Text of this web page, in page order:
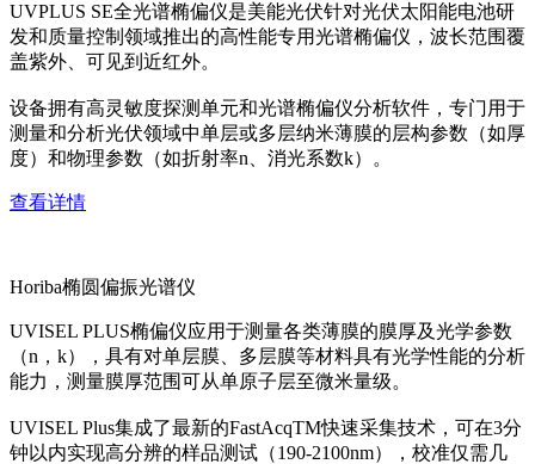
UVPLUS SE全光谱椭偏仪是美能光伏针对光伏太阳能电池研
发和质量控制领域推出的高性能专用光谱椭偏仪，波长范围覆
盖紫外、可见到近红外。
设备拥有高灵敏度探测单元和光谱椭偏仪分析软件，专门用于
测量和分析光伏领域中单层或多层纳米薄膜的层构参数（如厚
度）和物理参数（如折射率n、消光系数k）。
查看详情
Horiba椭圆偏振光谱仪
UVISEL PLUS椭偏仪应用于测量各类薄膜的膜厚及光学参数
（n，k），具有对单层膜、多层膜等材料具有光学性能的分析
能力，测量膜厚范围可从单原子层至微米量级。
UVISEL Plus集成了最新的FastAcqTM快速采集技术，可在3分
钟以内实现高分辨的样品测试（190-2100nm），校准仅需几